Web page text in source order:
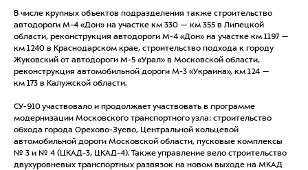
В числе крупных объектов подразделения также строительство
автодороги М-4 «Дон» на участке км 330 — км 355 в Липецкой
области, реконструкция автодороги М-4 «Дон» на участке км 1197 —
км 1240 в Краснодарском крае, строительство подхода к городу
Жуковский от автодороги М-5 «Урал» в Московской области,
реконструкция автомобильной дороги М-3 «Украина», км 124 —
км 173 в Калужской области.
СУ-910 участвовало и продолжает участвовать в программе
модернизации Московского транспортного узла: строительство
обхода города Орехово-Зуево, Центральной кольцевой
автомобильной дороги Московской области, пусковые комплексы
№ 3 и № 4 (ЦКАД-3, ЦКАД-4). Также управление вело строительство
двухуровневых транспортных развязок на новом выходе на МКАД